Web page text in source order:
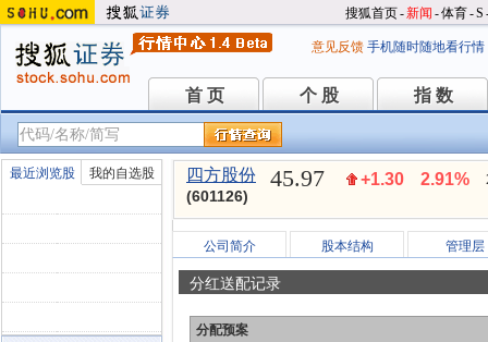
搜狐首页-新闻 -体育-S
意见反馈 手机随时随地看行情
首 页
首 页 个 股
个 股 指 数
指 数
最近浏览股 我的自选股 四方股份
(601126)
45.97 +1.30 2.91%
公司简介 股本结构 管理层
分红送配记录
分配预案